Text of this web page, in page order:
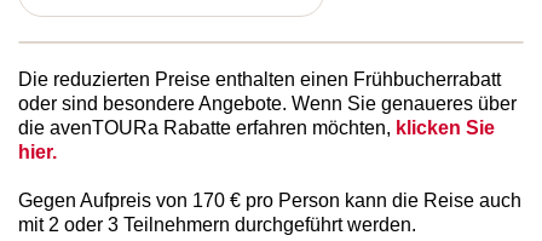
Die reduzierten Preise enthalten einen Frühbucherrabatt
oder sind besondere Angebote. Wenn Sie genaueres über
die avenTOURa Rabatte erfahren möchten, klicken Sie
hier.
Gegen Aufpreis von 170 € pro Person kann die Reise auch
mit 2 oder 3 Teilnehmern durchgeführt werden.